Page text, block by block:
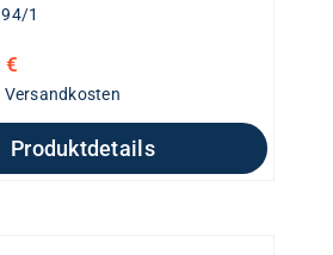
94/1
€
Versandkosten
Produktdetails